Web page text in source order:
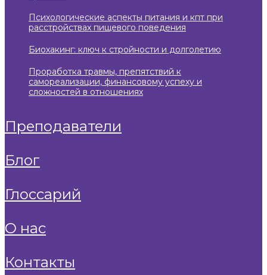
психологические аспекты питания и кпт при
расстройствах пищевого поведения
биохакинг: ключ к стройности и долголетию
проработка травмы, препятствий к
самореализации, финансовому успеху и
сложностей в отношениях
преподаватели
блог
глоссарий
о нас
контакты